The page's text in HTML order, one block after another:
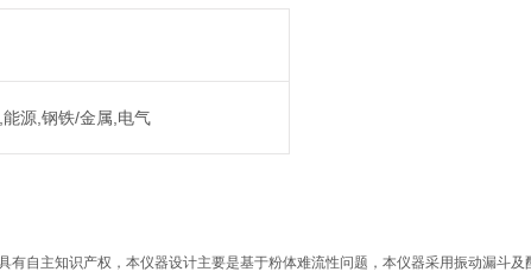
源,钢铁/金属,电气
有自主知识产权，本仪器设计主要是基于粉体难流性问题，本仪器采用振动漏斗及